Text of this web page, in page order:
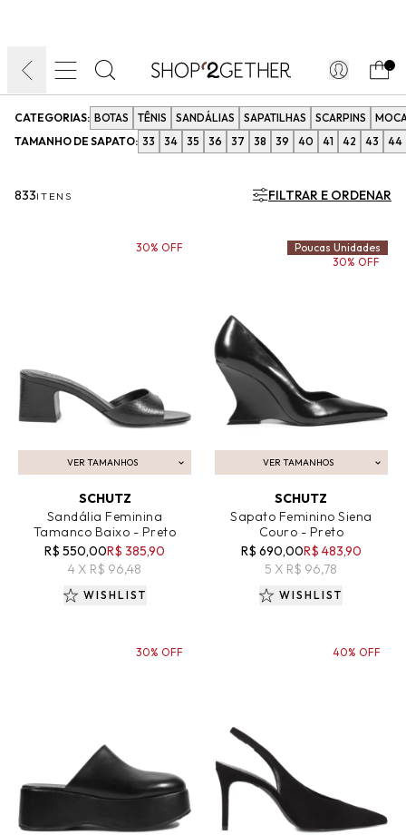
CATEGORIAS: BOTAS TÊNIS SANDÁLIAS SAPATILHAS SCARPINS
TAMANHO DE SAPATO: 33 34 35 36 37 38 39 40 41 42 43 44
833ITENS FILTRAR E ORDENAR
VER TAMANHOS
ADICIONAR AO CARRINHO
SCHUTZ
Sandália Feminina
Tamanco Baixo - Preto
R$ 550,00R$ 385,90
4 X R$ 96,48
30% OFF
WISHLIST
VER TAMANHOS
ADICIONAR AO CARRINHO
SCHUTZ
Sapato Feminino Siena
Couro - Preto
R$ 690,00R$ 483,90
5 X R$ 96,78
Poucas Unidades
30% OFF
WISHLIST
30% OFF 40% OFF